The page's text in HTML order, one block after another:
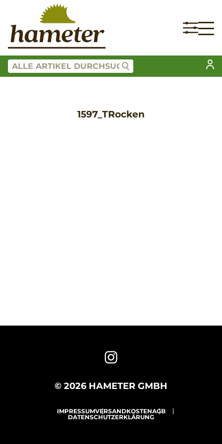
1597_TRocken
© 2026 HAMETER GMBH
IMPRESSUMVERSANDKOSTENAGB
DATENSCHUTZERKLÄRUNG